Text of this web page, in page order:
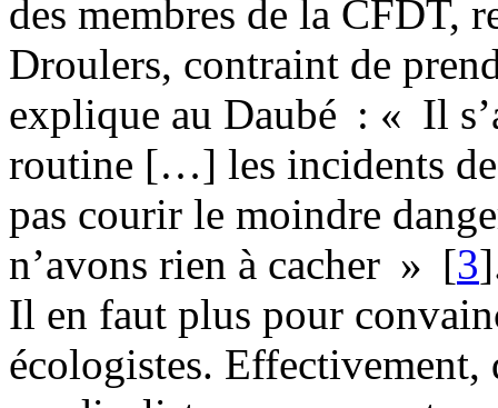
des membres de la CFDT,
Droulers, contraint de
explique au Daubé : « Il
routine […] les incidents
pas courir le moindre
n’avons rien à cacher » [3]
Il en faut plus pour
écologistes. Effectivement,